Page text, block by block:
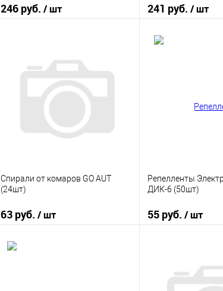
246 руб. / шт
Купить в 1 клик
К сравнению
В избранное
В наличии
241 руб. / шт
Спирали от комаров GO AUT
(24шт)
63 руб. / шт
Репелленты
ДИК-6 (50шт)
55 руб. / шт
Купить в 1 клик